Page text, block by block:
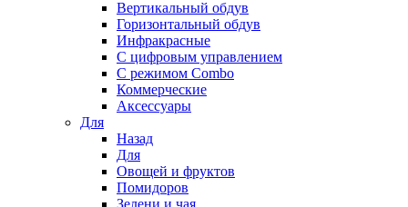
Вертикальный обдув
Горизонтальный обдув
Инфракрасные
С цифровым управлением
С режимом Combo
Коммерческие
Аксессуары
Для
Назад
Для
Овощей и фруктов
Помидоров
Зелени и чая